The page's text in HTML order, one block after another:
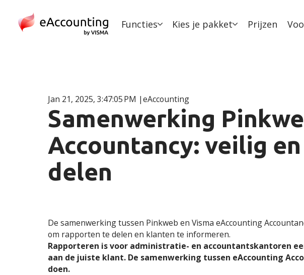
Functies Kies je pakket Prijzen
Jan 21, 2025, 3:47:05 PM eAccounting
Samenwerking
Accountancy: veilig
delen
De samenwerking tussen Pinkweb en Visma eAccounting
om rapporten te delen en klanten te informeren.
Rapporteren is voor administratie- en accountantskantoren
aan de juiste klant. De samenwerking tussen eAccounting
doen.